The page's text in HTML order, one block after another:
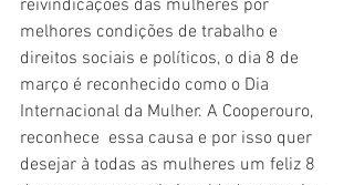
reivindicações das mulheres por
melhores condições de trabalho e
direitos sociais e políticos, o dia 8 de
março é reconhecido como o Dia
Internacional da Mulher. A Cooperouro,
reconhece  essa causa e por isso quer
desejar à todas as mulheres um feliz 8